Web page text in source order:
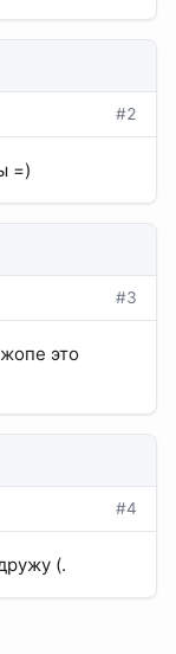
#2
=)
#3
это
#4
(.